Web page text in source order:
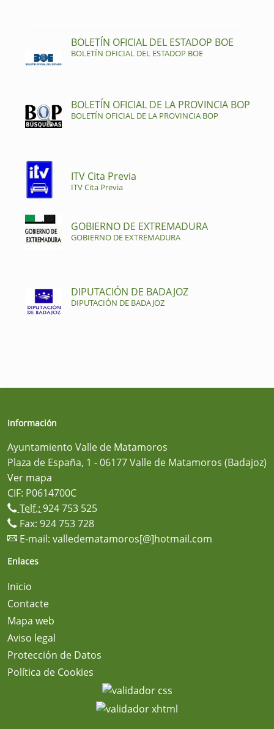
BOLETÍN OFICIAL DEL ESTADOP BOE
BOLETÍN OFICIAL DEL ESTADOP BOE
BOLETÍN OFICIAL DE LA PROVINCIA BOP
BOLETÍN OFICIAL DE LA PROVINCIA BOP
ITV Cita Previa
ITV Cita Previa
GOBIERNO DE EXTREMADURA
GOBIERNO DE EXTREMADURA
DIPUTACIÓN DE BADAJOZ
DIPUTACIÓN DE BADAJOZ
Información
Ayuntamiento Valle de Matamoros
Plaza de España, 1 - 06177 Valle de Matamoros (Badajoz)
Ver mapa
CIF: P0614700C
Telf.: 924 753 525
Fax: 924 753 728
E-mail: valledematamoros[@]hotmail.com
Enlaces
Inicio
Contacte
Mapa web
Aviso legal
Protección de Datos
Política de Cookies